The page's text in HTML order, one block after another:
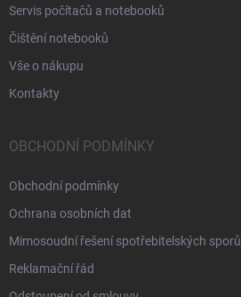
Servis počítačů a notebooků
Čištění notebooků
Vše o nákupu
Kontakty
OBCHODNÍ PODMÍNKY
Obchodní podmínky
Ochrana osobních dat
Mimosoudní řešení spotřebitelských sporů
Reklamační řád